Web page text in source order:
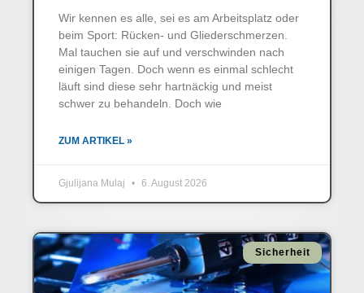
Wir kennen es alle, sei es am Arbeitsplatz oder
beim Sport: Rücken- und Gliederschmerzen.
Mal tauchen sie auf und verschwinden nach
einigen Tagen. Doch wenn es einmal schlecht
läuft sind diese sehr hartnäckig und meist
schwer zu behandeln. Doch wie
ZUM ARTIKEL »
Gjulijana Mulaj 6. August 2026
Sicherheit